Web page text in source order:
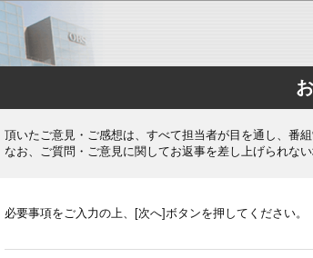
頂いたご意見・ご感想は、すべて担当者が目を通し、番
なお、ご質問・ご意見に関してお返事を差し上げられな
必要事項をご入力の上、[次へ]ボタンを押してください。